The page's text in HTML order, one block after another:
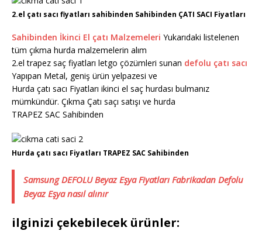
2.el çatı sacı fiyatları sahibinden Sahibinden ÇATI SACI Fiyatları
Sahibinden İkinci El çatı Malzemeleri Yukarıdaki listelenen
tüm çıkma hurda malzemelerin alım
2.el trapez saç fiyatları letgo çözümleri sunan defolu çatı sacı
Yapıpan Metal, geniş ürün yelpazesi ve
Hurda çatı sacı Fiyatları ikinci el saç hurdası bulmanız
mümkündür. Çıkma Çatı saçı satışı ve hurda
TRAPEZ SAC Sahibinden
Hurda çatı sacı Fiyatları TRAPEZ SAC Sahibinden
Samsung DEFOLU Beyaz Eşya Fiyatları Fabrikadan Defolu
Beyaz Eşya nasıl alınır
ilginizi çekebilecek ürünler: